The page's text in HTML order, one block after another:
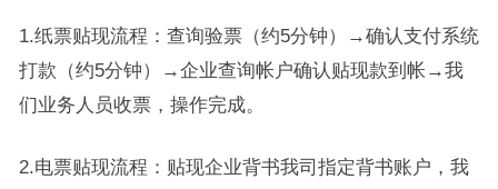
1.纸票贴现流程：查询验票（约5分钟）→确认支付系统
打款（约5分钟）→企业查询帐户确认贴现款到帐→我
们业务人员收票，操作完成。
2.电票贴现流程：贴现企业背书我司指定背书账户，我